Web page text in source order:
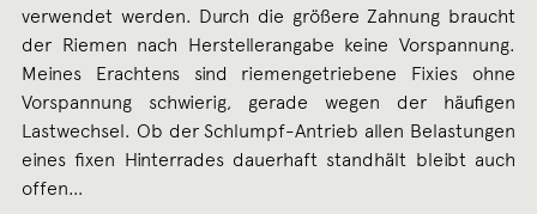
verwendet werden. Durch die größere Zahnung braucht
der Riemen nach Herstellerangabe keine Vorspannung.
Meines Erachtens sind riemengetriebene Fixies ohne
Vorspannung schwierig, gerade wegen der häufigen
Lastwechsel. Ob der Schlumpf-Antrieb allen Belastungen
eines fixen Hinterrades dauerhaft standhält bleibt auch
offen…